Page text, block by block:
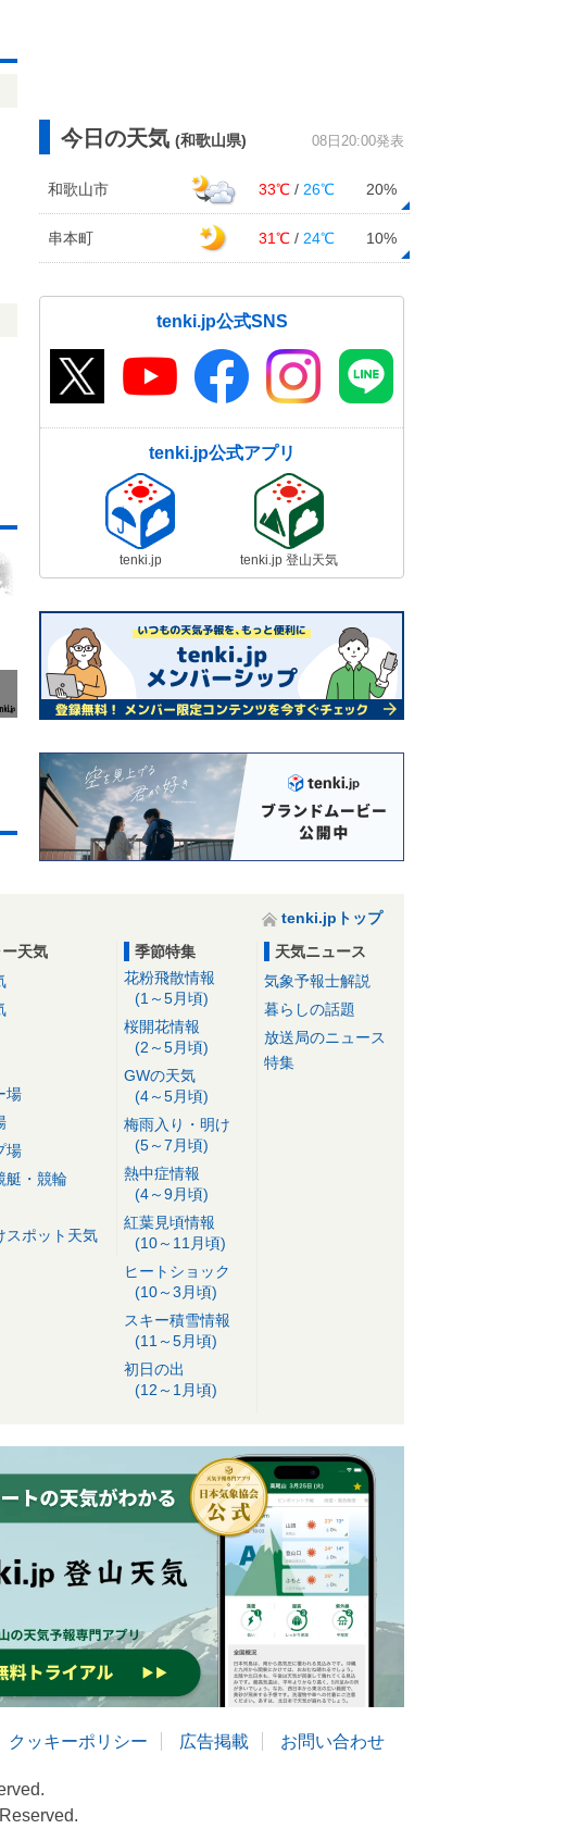
今日の天気 (和歌山県) 08日20:00発表
和歌山市 33℃ / 26℃ 20%
串本町 31℃ / 24℃ 10%
tenki.jp公式SNS
tenki.jp公式アプリ
tenki.jp tenki.jp 登山天気
tenki.jpトップ
天気
場
場
艇・競輪
スポット天気
季節特集
花粉飛散情報
(1～5月頃)
桜開花情報
(2～5月頃)
GWの天気
(4～5月頃)
梅雨入り・明け
(5～7月頃)
熱中症情報
(4～9月頃)
紅葉見頃情報
(10～11月頃)
ヒートショック
(10～3月頃)
スキー積雪情報
(11～5月頃)
初日の出
(12～1月頃)
天気ニュース
気象予報士解説
暮らしの話題
放送局のニュース
特集
クッキーポリシー 広告掲載 お問い合わせ